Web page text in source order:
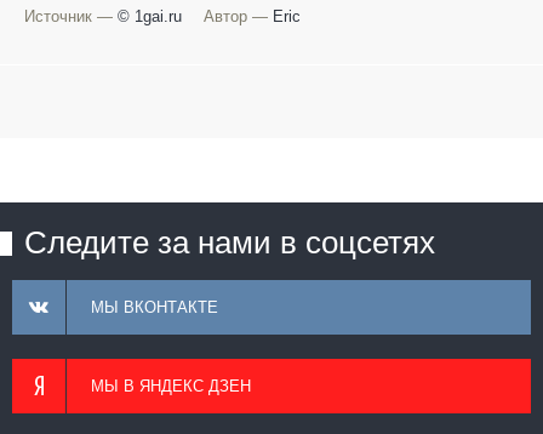
Источник — © 1gai.ru Автор — Eric
Следите за нами в соцсетях
МЫ ВКОНТАКТЕ
МЫ В ЯНДЕКС ДЗЕН